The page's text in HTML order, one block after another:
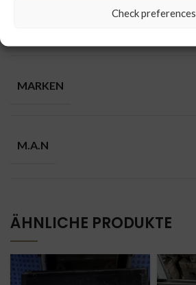
Check preferences
MARKEN
M.A.N
ÄHNLICHE PRODUKTE